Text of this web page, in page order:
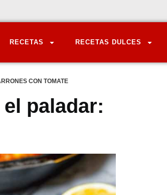
RECETAS RECETAS DULCES
CON TOMATE
paladar: